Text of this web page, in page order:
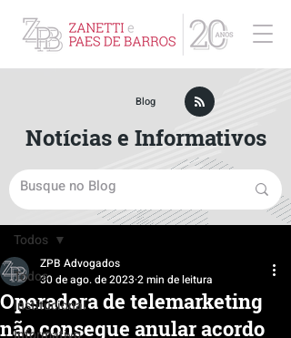
Post
Todos
Institucional
Todos
Operadora de telemarketing
não consegue anular acordo
ZPB Advogados
30 de ago. de 2023 2 min de leitura
Blog
Notícias e Informativos